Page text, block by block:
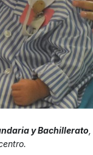
y Bachillerato